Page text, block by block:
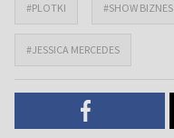
#PLOTKI #SHOW BIZNES
#JESSICA MERCEDES